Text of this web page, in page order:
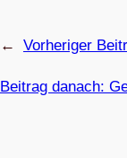
← Vorheriger
Beitrag danach: